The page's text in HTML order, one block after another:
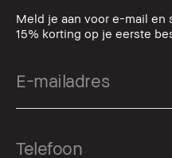
Meld je aan voor e-mail
15% korting op je eerste